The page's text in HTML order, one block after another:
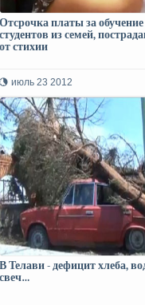
Отсрочка платы за
студентов из семей,
от стихии
июль 23 2012
В Телави - дефицит хлеба,
свеч…